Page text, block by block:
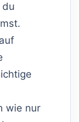
du
wie nur